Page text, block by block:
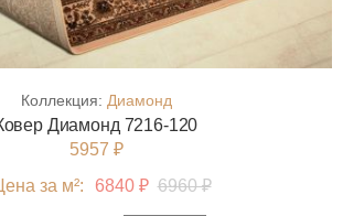
Коллекция: Диамонд
Диамонд 7216-120
5957 ₽
за м²:
6840 ₽ 6960 ₽